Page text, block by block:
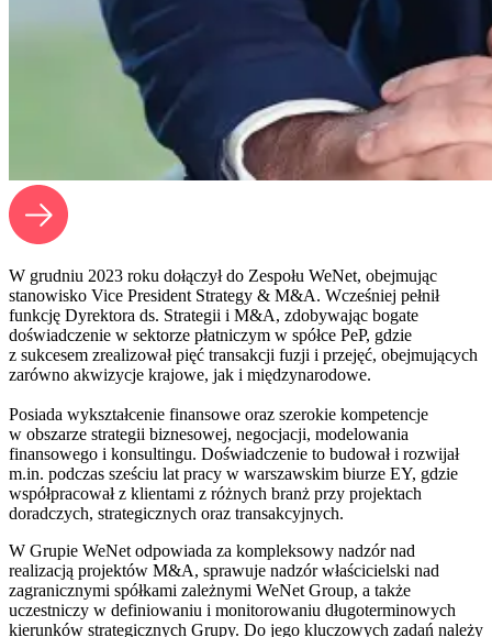
W grudniu 2023 roku dołączył do Zespołu WeNet, obejmując
stanowisko Vice President Strategy & M&A. Wcześniej pełnił
funkcję Dyrektora ds. Strategii i M&A, zdobywając bogate
doświadczenie w sektorze płatniczym w spółce PeP, gdzie
z sukcesem zrealizował pięć transakcji fuzji i przejęć, obejmujących
zarówno akwizycje krajowe, jak i międzynarodowe.
Posiada wykształcenie finansowe oraz szerokie kompetencje
w obszarze strategii biznesowej, negocjacji, modelowania
finansowego i konsultingu. Doświadczenie to budował i rozwijał
m.in. podczas sześciu lat pracy w warszawskim biurze EY, gdzie
współpracował z klientami z różnych branż przy projektach
doradczych, strategicznych oraz transakcyjnych.
W Grupie WeNet odpowiada za kompleksowy nadzór nad
realizacją projektów M&A, sprawuje nadzór właścicielski nad
zagranicznymi spółkami zależnymi WeNet Group, a także
uczestniczy w definiowaniu i monitorowaniu długoterminowych
kierunków strategicznych Grupy. Do jego kluczowych zadań należy